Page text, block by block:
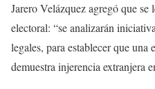
Jarero Velázquez agregó que
electoral: “se analizarán
legales, para establecer que una
demuestra injerencia extranjera